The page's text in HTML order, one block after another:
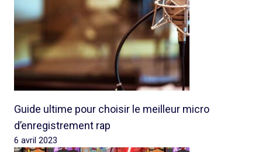
Guide ultime pour choisir le meilleur micro
d’enregistrement rap
6 avril 2023